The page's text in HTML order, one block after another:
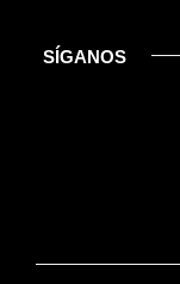
SÍGANOS